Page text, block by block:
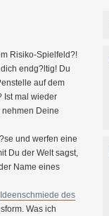
Risiko-Spielfeld?!
endg?ltig! Du
auf dem
Ist mal wieder
Deine
und werfen eine
Du der Welt sagst,
Name eines
Ideenschmiede des
Was ich